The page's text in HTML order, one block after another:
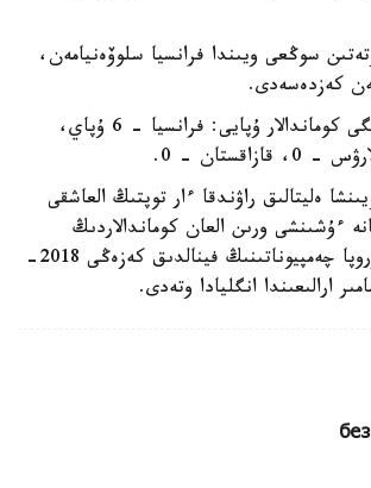
سوڭعى ويىندا فرانسيا سلوۆەنيامەن،
كەزدەسەدى.
ەكى ويىننان كەيىنگى كوماندالار ۇپايى: فرانسيا - 6 ۇپاي،
ەليتالىق راۋندقا ءار توپتىڭ العاشقى
ءۇشىنشى ورىن العان كوماندالاردىڭ
تورتەۋى وتەدى. ەۋروپا چەمپيوناتىنىڭ فينالدىق كەزەڭى 2018-